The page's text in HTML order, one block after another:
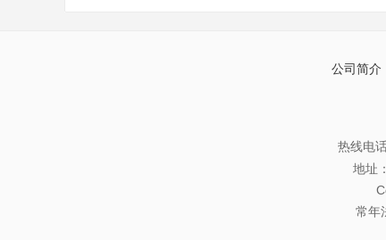
公司简介
热线电
地址：
常年